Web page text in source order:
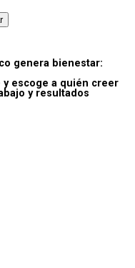
genera bienestar:
y escoge a quién creer
y resultados